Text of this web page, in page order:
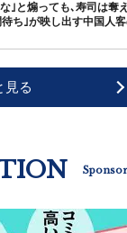
｣と煽っても､寿司は奪
ち｣が映し出す中国人
見る